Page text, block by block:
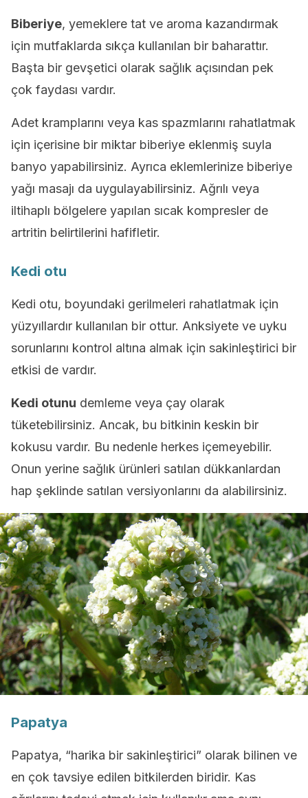
Biberiye, yemeklere tat ve aroma kazandırmak
için mutfaklarda sıkça kullanılan bir baharattır.
Başta bir gevşetici olarak sağlık açısından pek
çok faydası vardır.
Adet kramplarını veya kas spazmlarını rahatlatmak
için içerisine bir miktar biberiye eklenmiş suyla
banyo yapabilirsiniz. Ayrıca eklemlerinize biberiye
yağı masajı da uygulayabilirsiniz. Ağrılı veya
iltihaplı bölgelere yapılan sıcak kompresler de
artritin belirtilerini hafifletir.
Kedi otu
Kedi otu, boyundaki gerilmeleri rahatlatmak için
yüzyıllardır kullanılan bir ottur. Anksiyete ve uyku
sorunlarını kontrol altına almak için sakinleştirici bir
etkisi de vardır.
Kedi otunu demleme veya çay olarak
tüketebilirsiniz. Ancak, bu bitkinin keskin bir
kokusu vardır. Bu nedenle herkes içemeyebilir.
Onun yerine sağlık ürünleri satılan dükkanlardan
hap şeklinde satılan versiyonlarını da alabilirsiniz.
Papatya
Papatya, “harika bir sakinleştirici” olarak bilinen ve
en çok tavsiye edilen bitkilerden biridir. Kas